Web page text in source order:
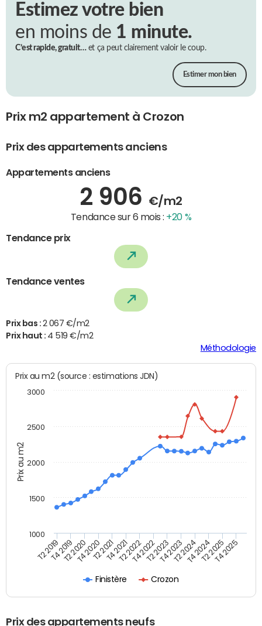
Estimez votre bien
en moins de 1 minute.
C’est rapide, gratuit…et ça peut clairement valoir le coup.
Estimer mon bien
Prix m2 appartement à Crozon
Prix des appartements anciens
Appartements anciens
2 906 €/m2
Tendance sur 6 mois : +20 %
Tendance prix
Tendance ventes
Prix bas : 2 067 €/m2
Prix haut : 4 519 €/m2
Méthodologie
Prix au m2
Prix au m2 (source : estimations JDN)
Finistère Crozon
T2 2019T4 2019T2 2020T4 2020T2 2021T4 2021T2 2022T4 2022T2 2023T4 2023T2 2024T4 2024T2 2025T4 2025
1000
1500
2000
2500
3000
Prix des appartements neufs